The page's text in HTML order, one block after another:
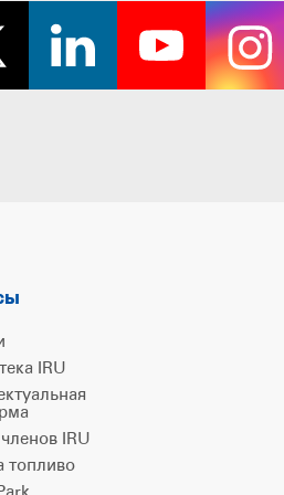
IRU
IRU
топливо